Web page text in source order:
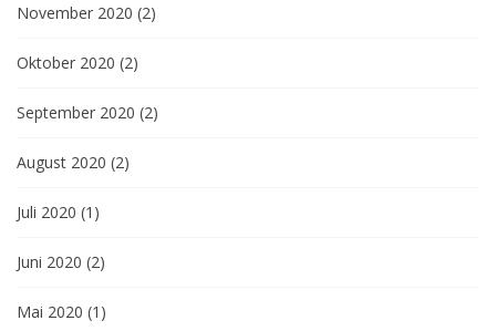
November 2020 (2)
Oktober 2020 (2)
September 2020 (2)
August 2020 (2)
Juli 2020 (1)
Juni 2020 (2)
Mai 2020 (1)